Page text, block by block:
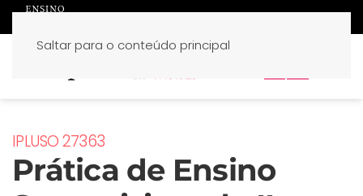
Saltar para o conteúdo principal
IPLUSO 27363
Prática de Ensino